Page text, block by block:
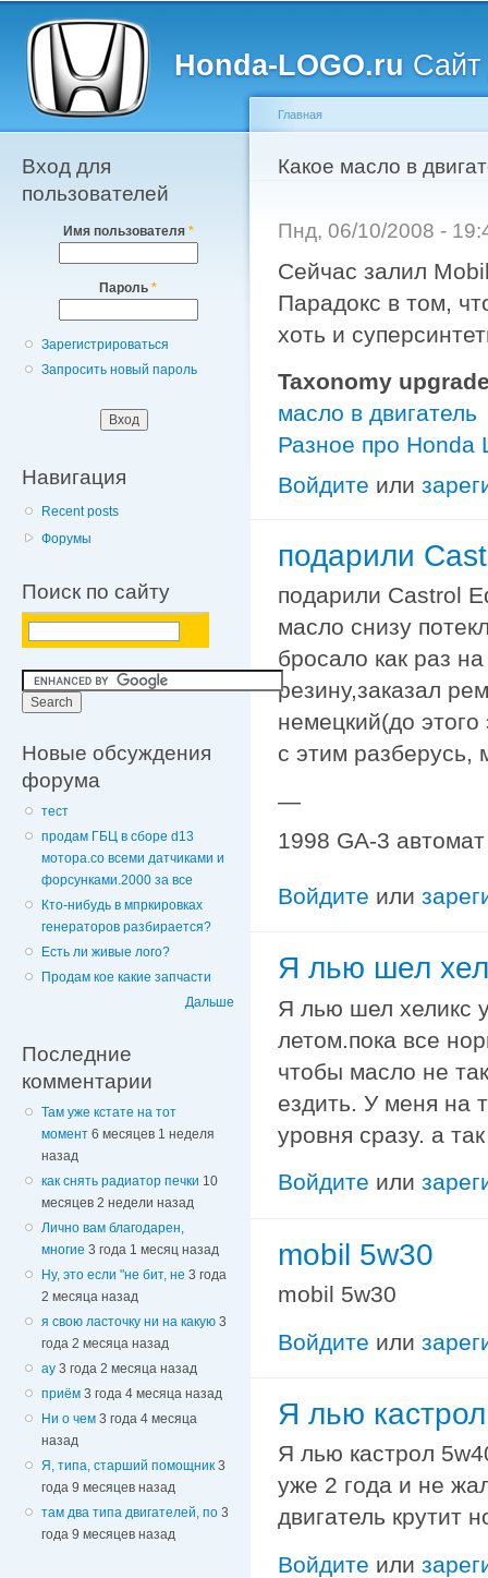
Honda-LOGO.ru Сайт
Главное меню
Вход для
пользователей
Имя пользователя *
Пароль *
Зарегистрироваться
Запросить новый пароль
Навигация
Recent posts
Форумы
Поиск по сайту
Новые обсуждения
форума
тест
продам ГБЦ в сборе d13
мотора.со всеми датчиками и
форсунками.2000 за все
Кто-нибудь в мпркировках
генераторов разбирается?
Есть ли живые лого?
Продам кое какие запчасти
Дальше
Последние
комментарии
Там уже кстате на тот
момент 6 месяцев 1 неделя
назад
как снять радиатор печки 10
месяцев 2 недели назад
Лично вам благодарен,
многие 3 года 1 месяц назад
Ну, это если "не бит, не 3 года
2 месяца назад
я свою ласточку ни на какую 3
года 2 месяца назад
ау 3 года 2 месяца назад
приём 3 года 4 месяца назад
Ни о чем 3 года 4 месяца
назад
Я, типа, старший помощник 3
года 9 месяцев назад
там два типа двигателей, по 3
года 9 месяцев назад
Вы здесь
Главная
Какое масло в
Пнд, 06/10/2008 -
Сейчас залил
Парадокс в том,
хоть и
Taxonomy
масло в двигатель
Разное про Honda
Войдите или
подарили
подарили Castrol
масло снизу
бросало как раз
резину,заказал
немецкий(до этого
с этим разберусь,
—
1998 GA-3
Войдите или
Я лью шел
Я лью шел хеликс
летом.пока все
чтобы масло не
ездить. У меня на
уровня сразу. а
Войдите или
mobil 5w30
mobil 5w30
Войдите или
Я лью
Я лью кастрол
уже 2 года и не
двигатель крутит
Войдите или